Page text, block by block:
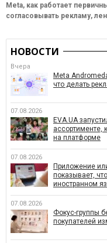
Meta, как работает
согласовывать рекламу,
НОВОСТИ
Вчера
Meta
что делать
07.08.2026
EVA.UA
ассортименте,
на платформе
07.08.2026
Приложение
показывает,
иностранном
07.08.2026
Фокус-группы
покупателей